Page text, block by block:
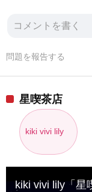
問題を報告する
星喫茶店
kiki vivi lily
kiki vivi lily「星